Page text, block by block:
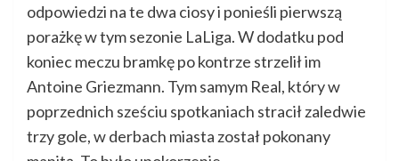
odpowiedzi na te dwa ciosy i ponieśli pierwszą
porażkę w tym sezonie LaLiga. W dodatku pod
koniec meczu bramkę po kontrze strzelił im
Antoine Griezmann. Tym samym Real, który w
poprzednich sześciu spotkaniach stracił zaledwie
trzy gole, w derbach miasta został pokonany